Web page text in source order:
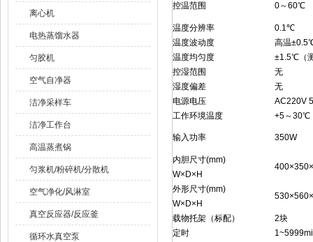
离心机
电热蒸馏水器
匀胶机
空气自净器
洁净采样车
洁净工作台
高温蒸煮锅
匀浆机/粉碎机/分散机
空气净化/风淋室
真空反应器/反应釜
循环水真空泵
控温范围 0～60℃
温度分辨率
0.1℃
温度波动度
高温
温度均匀度
±1.5℃（
控湿范围
无
湿度偏差
无
电源电压
AC220V
工作环境温度
+5～30℃
输入功率 350W
内胆尺寸(mm)
W×D×H
外形尺寸(mm)
W×D×H
载物托架（标配）
2块
定时